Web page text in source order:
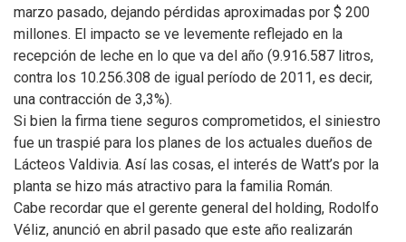
marzo pasado, dejando pérdidas aproximadas por $ 200
millones. El impacto se ve levemente reflejado en la
recepción de leche en lo que va del año (9.916.587 litros,
contra los 10.256.308 de igual período de 2011, es decir,
una contracción de 3,3%).
Si bien la firma tiene seguros comprometidos, el siniestro
fue un traspié para los planes de los actuales dueños de
Lácteos Valdivia. Así las cosas, el interés de Watt’s por la
planta se hizo más atractivo para la familia Román.
Cabe recordar que el gerente general del holding, Rodolfo
Véliz, anunció en abril pasado que este año realizarán